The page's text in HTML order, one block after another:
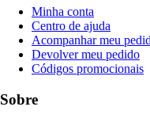
Minha conta
Centro de ajuda
Acompanhar meu
Devolver meu pedido
Códigos promocionais
Sobre